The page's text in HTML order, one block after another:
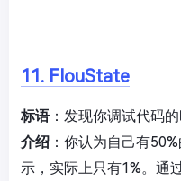
11. FlouState
标语：发现你调试代码的
介绍 ：你认为自己有
示，实际上只有1%。通